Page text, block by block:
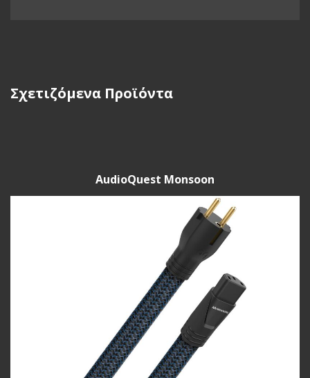
Σχετιζόμενα Προϊόντα
AudioQuest Monsoon